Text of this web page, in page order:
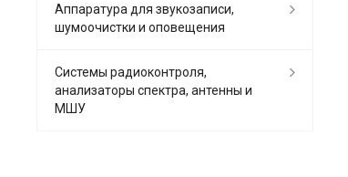
Аппаратура для звукозаписи,
шумоочистки и оповещения
Системы радиоконтроля,
анализаторы спектра, антенны и
МШУ